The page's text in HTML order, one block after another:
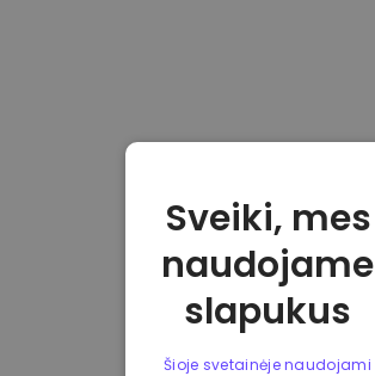
Sveiki, mes
naudojame
slapukus
Šioje svetainėje naudojami